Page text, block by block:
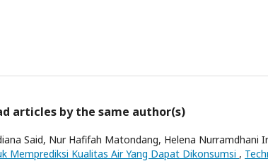
articles by the same author(s)
Said, Nur Hafifah Matondang, Helena Nurramdhani
Memprediksi Kualitas Air Yang Dapat Dikonsumsi ,